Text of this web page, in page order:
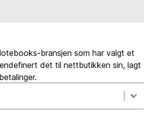
bransjen som har valgt et
det til nettbutikken sin, lagt